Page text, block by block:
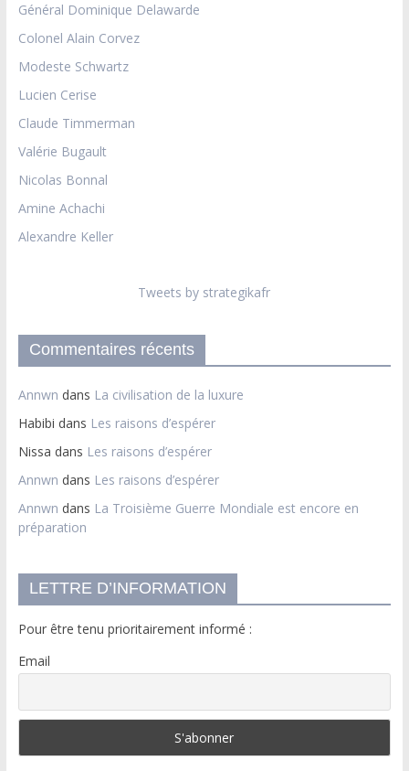
Général Dominique Delawarde
Colonel Alain Corvez
Modeste Schwartz
Lucien Cerise
Claude Timmerman
Valérie Bugault
Nicolas Bonnal
Amine Achachi
Alexandre Keller
Tweets by strategikafr
Commentaires récents
Annwn dans La civilisation de la luxure
Habibi dans Les raisons d’espérer
Nissa dans Les raisons d’espérer
Annwn dans Les raisons d’espérer
Annwn dans La Troisième Guerre Mondiale est encore en
préparation
LETTRE D’INFORMATION
Pour être tenu prioritairement informé :
Email